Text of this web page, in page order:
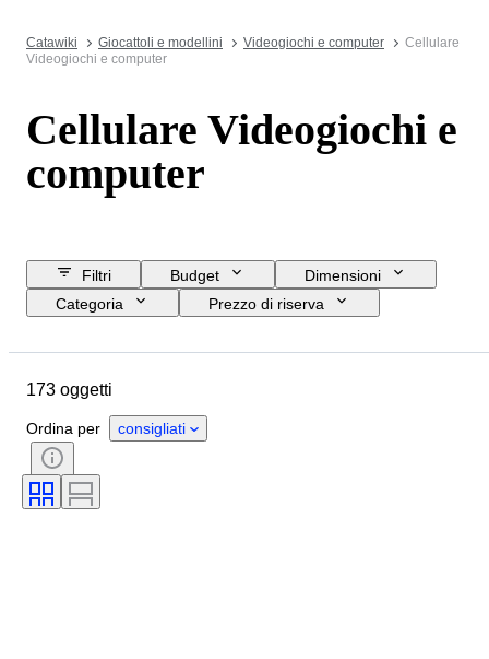
Catawiki Giocattoli e modellini Videogiochi e computer
Cellulare
Videogiochi e computer
Cellulare Videogiochi e
computer
Filtri Budget
Dimensioni
Categoria
Prezzo di riserva
Condizioni
Memoria
173 oggetti
Ordina per consigliati